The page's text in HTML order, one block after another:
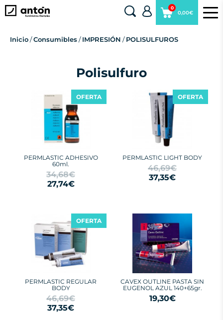
0,00€
0
Inicio/Consumibles/IMPRESIÓN /POLISULFUROS
Polisulfuro
PERMLASTIC ADHESIVO
60ml.
34,68€
27,74€
OFERTA
PERMLASTIC LIGHT BODY
46,69€
37,35€
OFERTA
PERMLASTIC REGULAR
BODY
46,69€
37,35€
OFERTA
CAVEX OUTLINE PASTA SIN
EUGENOL AZUL 140+65gr.
19,30€